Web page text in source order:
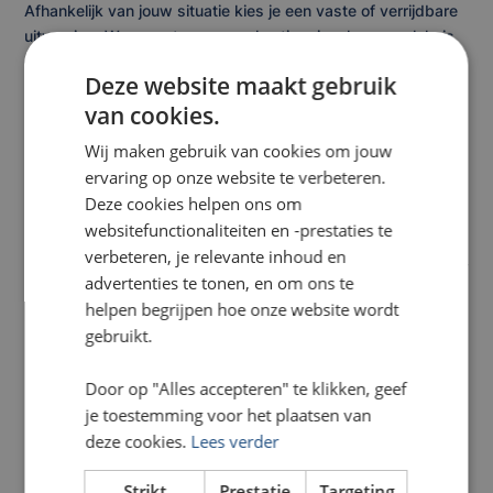
Afhankelijk van jouw situatie kies je een vaste of verrijdbare
uitvoering. Wanneer teams regelmatig wisselen van plek, is
een verrijdbare akoestische roomdivider bijzonder praktisch.
Je verplaatst het paneel eenvoudig en past de indeling
direct aan.
Daarentegen is een vrijstaande variant ideaal wanneer je een
vaste zone wilt creëren, bijvoorbeeld tussen bureaus of bij
een overlegplek. Hierdoor blijft de inrichting flexibel, terwijl
rust en privacy behouden blijven.
Dubbelzijdig bedrukt: bedrukte
scheidingswand kantoor
kantoor ook communicatieve meerwaarde. Beide zijden
kunnen namelijk worden voorzien van een eigen ontwerp.
niet alleen als akoestisch scherm, maar ook als visueel
Deze website maakt gebruik
van cookies.
Wij maken gebruik van cookies om jouw
ervaring op onze website te verbeteren.
Deze cookies helpen ons om
websitefunctionaliteiten en -prestaties te
verbeteren, je relevante inhoud en
advertenties te tonen, en om ons te
helpen begrijpen hoe onze website wordt
gebruikt.
Door op "Alles accepteren" te klikken, geef
je toestemming voor het plaatsen van
deze cookies. Lees verder